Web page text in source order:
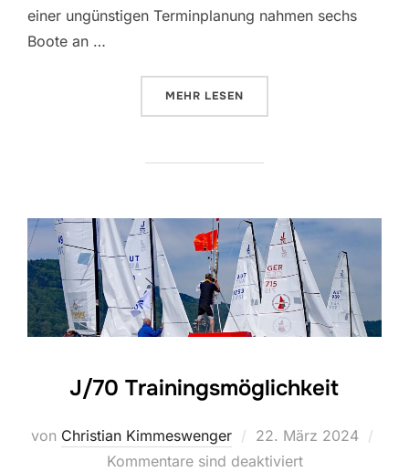
einer ungünstigen Terminplanung nahmen sechs
Boote an …
MEHR ÜBER „ÖSTERREICHISCHEN
LESEN
J/70 Trainingsmöglichkeit
von Christian Kimmeswenger
Veröffentlicht
am
22. März 2024
Kommentare sind deaktiviert